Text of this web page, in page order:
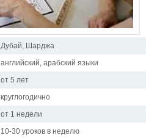
Дубай, Шарджа
английский, арабский языки
от 5 лет
круглогодично
от 1 недели
10-30 уроков в неделю